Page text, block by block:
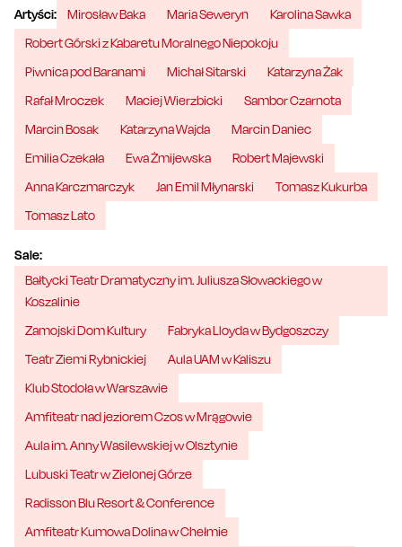
Artyści: Mirosław Baka Maria Seweryn
Karolina Sawka
Robert Górski z Kabaretu Moralnego Niepokoju
Piwnica pod Baranami
Michał Sitarski
Katarzyna Żak
Rafał Mroczek
Maciej Wierzbicki
Sambor Czarnota
Marcin Bosak
Katarzyna Wajda
Marcin Daniec
Emilia Czekała
Ewa Żmijewska
Robert Majewski
Anna Karczmarczyk
Jan Emil Młynarski
Tomasz Kukurba
Tomasz Lato
Sale:
Bałtycki Teatr Dramatyczny im. Juliusza Słowackiego w
Koszalinie
Zamojski Dom Kultury
Fabryka Lloyda w Bydgoszczy
Teatr Ziemi Rybnickiej
Aula UAM w Kaliszu
Klub Stodoła w Warszawie
Amfiteatr nad jeziorem Czos w Mrągowie
Aula im. Anny Wasilewskiej w Olsztynie
Lubuski Teatr w Zielonej Górze
Radisson Blu Resort & Conference
Amfiteatr Kumowa Dolina w Chełmie